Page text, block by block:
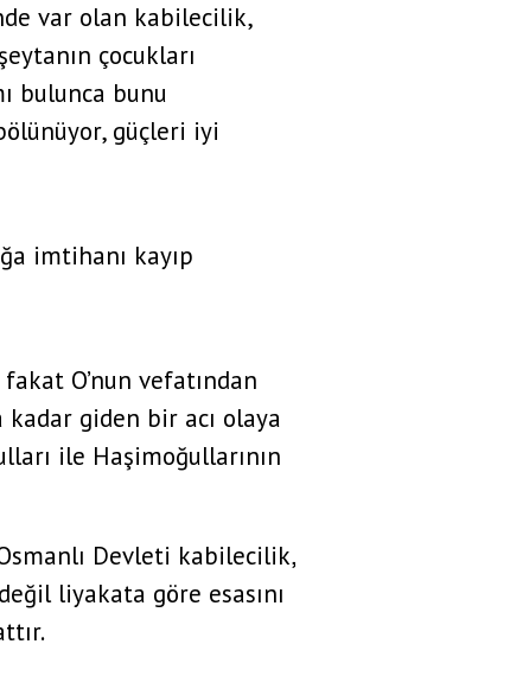
var olan kabilecilik,
çocukları
bulunca bunu
güçleri iyi
imtihanı kayıp
O’nun vefatından
kadar giden bir acı olaya
ile Haşimoğullarının
Devleti kabilecilik,
liyakata göre esasını